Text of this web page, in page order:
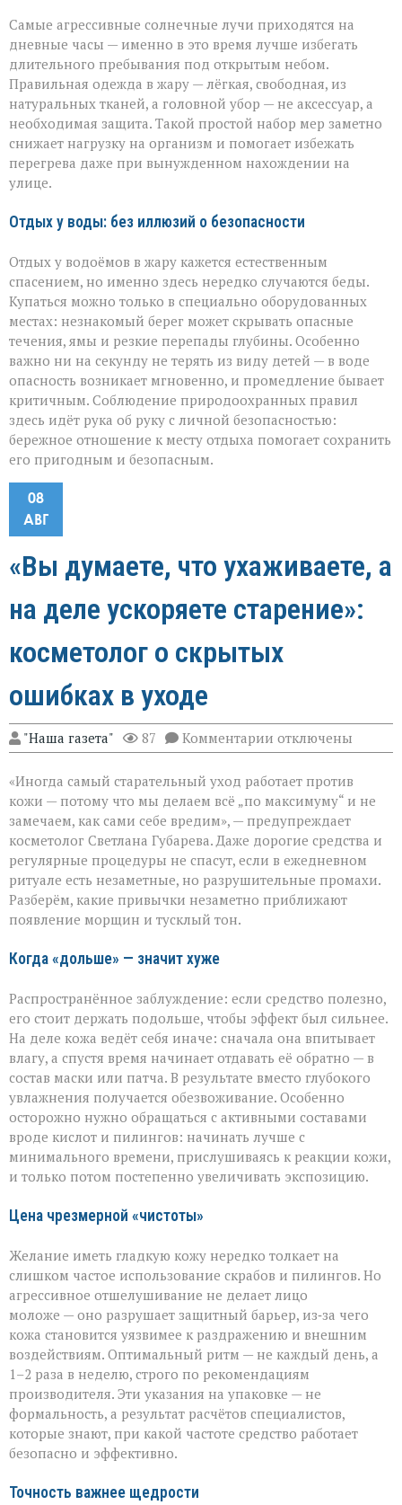
Самые агрессивные солнечные лучи приходятся на
дневные часы — именно в это время лучше избегать
длительного пребывания под открытым небом.
Правильная одежда в жару — лёгкая, свободная, из
натуральных тканей, а головной убор — не аксессуар, а
необходимая защита. Такой простой набор мер заметно
снижает нагрузку на организм и помогает избежать
перегрева даже при вынужденном нахождении на
улице.
Отдых у воды: без иллюзий о безопасности
Отдых у водоёмов в жару кажется естественным
спасением, но именно здесь нередко случаются беды.
Купаться можно только в специально оборудованных
местах: незнакомый берег может скрывать опасные
течения, ямы и резкие перепады глубины. Особенно
важно ни на секунду не терять из виду детей — в воде
опасность возникает мгновенно, и промедление бывает
критичным. Соблюдение природоохранных правил
здесь идёт рука об руку с личной безопасностью:
бережное отношение к месту отдыха помогает сохранить
его пригодным и безопасным.
08
АВГ
«Вы думаете, что ухаживаете, а
на деле ускоряете старение»:
косметолог о скрытых
ошибках в уходе
"Наша газета" 87 Комментарии к
записи
думаете,
что
ухаживаете,
а
на
деле
ускоряете
старение»:
косметолог
отключены
«Иногда самый старательный уход работает против
кожи — потому что мы делаем всё „по максимуму“ и не
замечаем, как сами себе вредим», — предупреждает
косметолог Светлана Губарева. Даже дорогие средства и
регулярные процедуры не спасут, если в ежедневном
ритуале есть незаметные, но разрушительные промахи.
Разберём, какие привычки незаметно приближают
появление морщин и тусклый тон.
Когда «дольше» — значит хуже
Распространённое заблуждение: если средство полезно,
его стоит держать подольше, чтобы эффект был сильнее.
На деле кожа ведёт себя иначе: сначала она впитывает
влагу, а спустя время начинает отдавать её обратно — в
состав маски или патча. В результате вместо глубокого
увлажнения получается обезвоживание. Особенно
осторожно нужно обращаться с активными составами
вроде кислот и пилингов: начинать лучше с
минимального времени, прислушиваясь к реакции кожи,
и только потом постепенно увеличивать экспозицию.
Цена чрезмерной «чистоты»
Желание иметь гладкую кожу нередко толкает на
слишком частое использование скрабов и пилингов. Но
агрессивное отшелушивание не делает лицо
моложе — оно разрушает защитный барьер, из‑за чего
кожа становится уязвимее к раздражению и внешним
воздействиям. Оптимальный ритм — не каждый день, а
1–2 раза в неделю, строго по рекомендациям
производителя. Эти указания на упаковке — не
формальность, а результат расчётов специалистов,
которые знают, при какой частоте средство работает
безопасно и эффективно.
Точность важнее щедрости